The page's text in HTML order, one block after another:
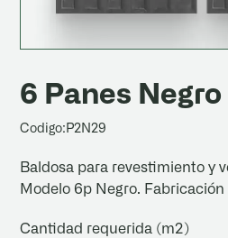
6 Panes
Codigo: P2N29
Baldosa para revestimiento y
Modelo 6p Negro. Fabricación
Cantidad requerida (m2)